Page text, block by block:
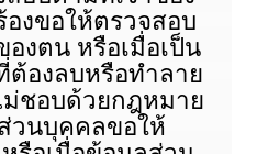
งขอให้ตรวจสอบ
งตน หรือเมื่อเป็น
องลบหรือทำลาย
ม่ชอบด้วยกฎหมาย
วนบุคคลขอให้